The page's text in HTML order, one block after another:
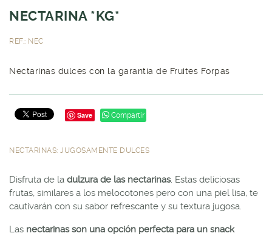
NECTARINA *KG*
REF.: NEC
Nectarinas dulces con la garantía de Fruites Forpas
Save Compartir
NECTARINAS: JUGOSAMENTE DULCES
Disfruta de la dulzura de las nectarinas. Estas deliciosas
frutas, similares a los melocotones pero con una piel lisa, te
cautivarán con su sabor refrescante y su textura jugosa.
Las nectarinas son una opción perfecta para un snack